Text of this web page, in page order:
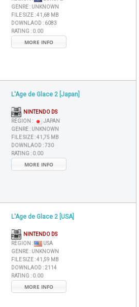
GENRE : UNKNOWN
FILE SIZE :41,68 MB
DOWNLAOD : 6083
RATING : 0.00
MORE INFO
L'Age de Glace 2 [Japan]
NINTENDO DS
REGION :
JAPAN
GENRE : UNKNOWN
FILE SIZE :41,75 MB
DOWNLAOD :730
RATING : 0.00
MORE INFO
L'Age de Glace 2 [USA]
NINTENDO DS
REGION :
USA
GENRE : UNKNOWN
FILE SIZE :41,59 MB
DOWNLAOD :2114
RATING : 0.00
MORE INFO